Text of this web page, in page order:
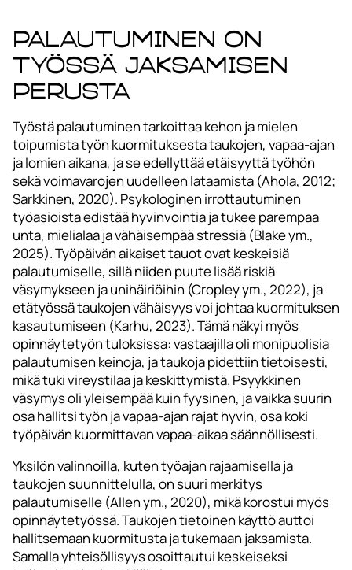
Palautuminen on
työssä jaksamisen
perusta
Työstä palautuminen tarkoittaa kehon ja mielen
toipumista työn kuormituksesta taukojen, vapaa-ajan
ja lomien aikana, ja se edellyttää etäisyyttä työhön
sekä voimavarojen uudelleen lataamista (Ahola, 2012;
Sarkkinen, 2020). Psykologinen irrottautuminen
työasioista edistää hyvinvointia ja tukee parempaa
unta, mielialaa ja vähäisempää stressiä (Blake ym.,
2025). Työpäivän aikaiset tauot ovat keskeisiä
palautumiselle, sillä niiden puute lisää riskiä
väsymykseen ja unihäiriöihin (Cropley ym., 2022), ja
etätyössä taukojen vähäisyys voi johtaa kuormituksen
kasautumiseen (Karhu, 2023). Tämä näkyi myös
opinnäytetyön tuloksissa: vastaajilla oli monipuolisia
palautumisen keinoja, ja taukoja pidettiin tietoisesti,
mikä tuki vireystilaa ja keskittymistä. Psyykkinen
väsymys oli yleisempää kuin fyysinen, ja vaikka suurin
osa hallitsi työn ja vapaa-ajan rajat hyvin, osa koki
työpäivän kuormittavan vapaa-aikaa säännöllisesti.
Yksilön valinnoilla, kuten työajan rajaamisella ja
taukojen suunnittelulla, on suuri merkitys
palautumiselle (Allen ym., 2020), mikä korostui myös
opinnäytetyössä. Taukojen tietoinen käyttö auttoi
hallitsemaan kuormitusta ja tukemaan jaksamista.
Samalla yhteisöllisyys osoittautui keskeiseksi